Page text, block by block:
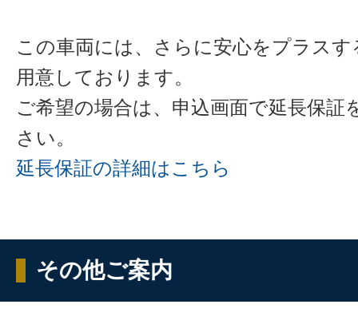
この車両には、さらに安心をプラス
用意しております。
ご希望の場合は、申込画面で延長保証
さい。
延長保証の詳細はこちら
その他ご案内